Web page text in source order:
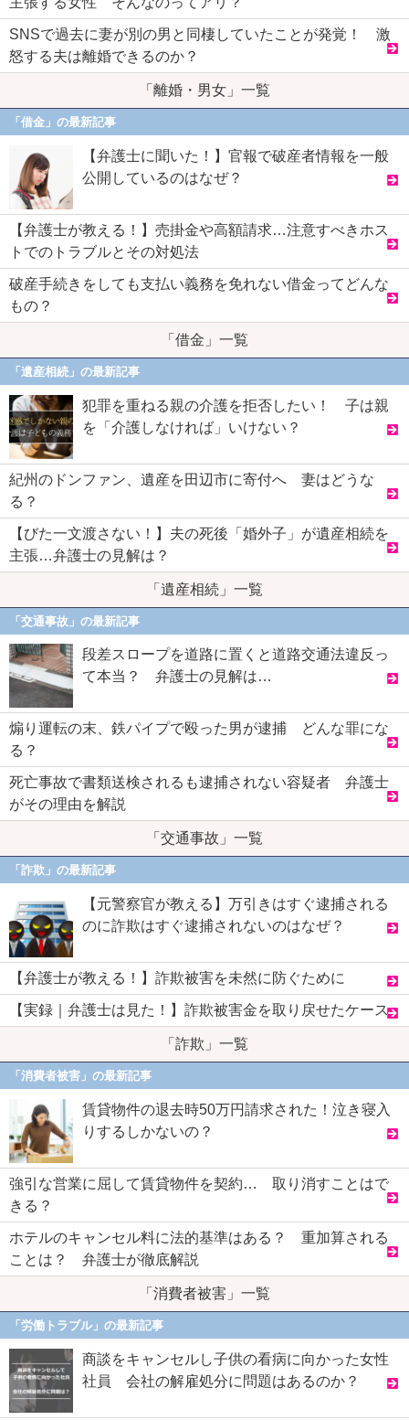
SNSで過去に妻が別の男と同棲していたことが発覚！ 激
怒する夫は離婚できるのか？
「離婚・男女」一覧
「借金」の最新記事
【弁護士に聞いた！】官報で破産者情報を一般
公開しているのはなぜ？
【弁護士が教える！】売掛金や高額請求…注意すべきホス
トでのトラブルとその対処法
破産手続きをしても支払い義務を免れない借金ってどんな
もの？
「借金」一覧
「遺産相続」の最新記事
犯罪を重ねる親の介護を拒否したい！ 子は親
を「介護しなければ」いけない？
紀州のドンファン、遺産を田辺市に寄付へ 妻はどうな
る？
【びた一文渡さない！】夫の死後「婚外子」が遺産相続を
主張…弁護士の見解は？
「遺産相続」一覧
「交通事故」の最新記事
段差スロープを道路に置くと道路交通法違反っ
て本当？ 弁護士の見解は…
煽り運転の末、鉄パイプで殴った男が逮捕 どんな罪にな
る？
死亡事故で書類送検されるも逮捕されない容疑者 弁護士
がその理由を解説
「交通事故」一覧
「詐欺」の最新記事
【元警察官が教える】万引きはすぐ逮捕される
のに詐欺はすぐ逮捕されないのはなぜ？
【弁護士が教える！】詐欺被害を未然に防ぐために
【実録｜弁護士は見た！】詐欺被害金を取り戻せたケース
「詐欺」一覧
「消費者被害」の最新記事
賃貸物件の退去時50万円請求された！泣き寝入
りするしかないの？
強引な営業に屈して賃貸物件を契約… 取り消すことはで
きる？
ホテルのキャンセル料に法的基準はある？ 重加算される
ことは？ 弁護士が徹底解説
「消費者被害」一覧
「労働トラブル」の最新記事
商談をキャンセルし子供の看病に向かった女性
社員 会社の解雇処分に問題はあるのか？